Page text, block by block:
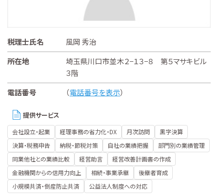
税理士氏名
風岡 秀治
所在地
埼玉県川口市並木２−１３−８ 第５マサキビル
３階
電話番号
（電話番号を表示）
提供サービス
会社設立・起業 経理事務の省力化・DX 月次訪問
黒字決算
決算・税務申告
納税・節税対策 自社の業績把握
部門別の業績管理
同業他社との業績比較
経営助言
経営改善計画書の作成
金融機関からの信用力向上
相続・事業承継
後継者育成
小規模共済・倒産防止共済
公益法人制度への対応